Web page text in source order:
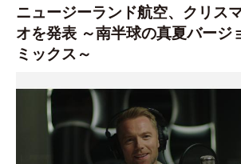
ニュージーランド航空、クリス
オを発表 ～南半球の真夏バージ
ミックス～